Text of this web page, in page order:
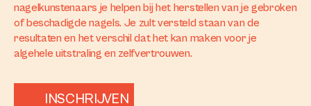
nagelkunstenaars je helpen bij het herstellen van je gebroken
of beschadigde nagels. Je zult versteld staan van de
resultaten en het verschil dat het kan maken voor je
algehele uitstraling en zelfvertrouwen.
INSCHRIJVEN